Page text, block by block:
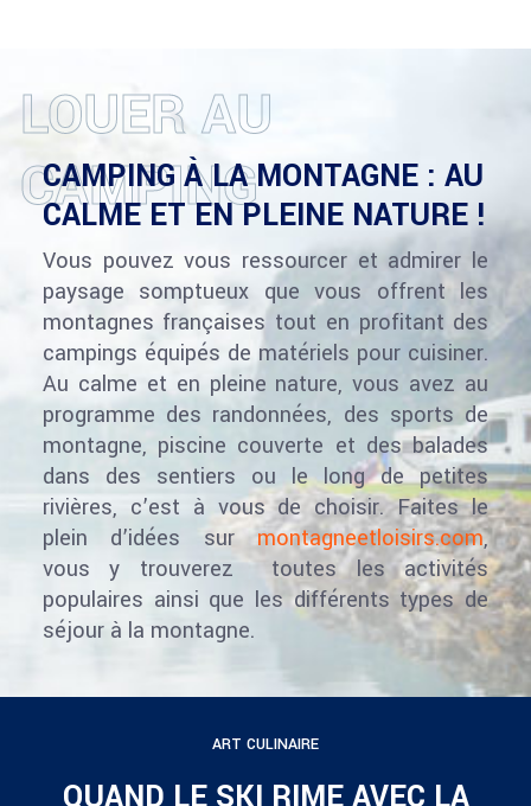
LOUER AU
CAMPING
CAMPING À LA MONTAGNE : AU
CALME ET EN PLEINE NATURE !
Vous pouvez vous ressourcer et admirer le
paysage somptueux que vous offrent les
montagnes françaises tout en profitant des
campings équipés de matériels pour cuisiner.
Au calme et en pleine nature, vous avez au
programme des randonnées, des sports de
montagne, piscine couverte et des balades
dans des sentiers ou le long de petites
rivières, c’est à vous de choisir. Faites le
plein d’idées surmontagneetloisirs.com,
vous y trouverez toutes les activités
populaires ainsi que les différents types de
séjour à la montagne.
ART CULINAIRE